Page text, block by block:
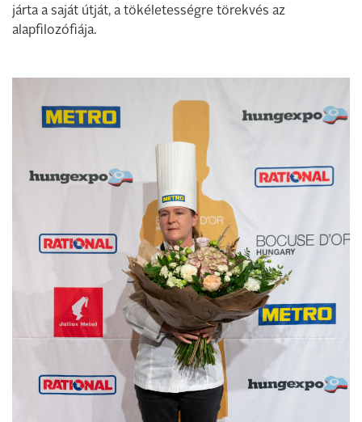
járta a saját útját, a tökéletességre törekvés az
alapfilozófiája.